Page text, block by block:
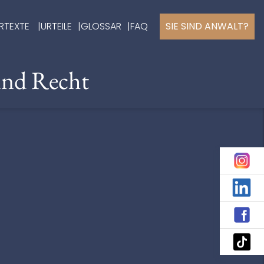
URTEILE GLOSSAR FAQ SIE SIND ANWALT?
Recht